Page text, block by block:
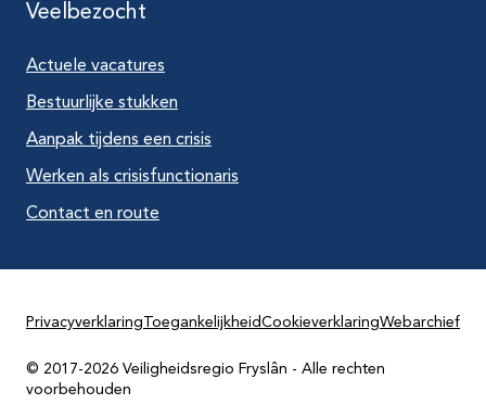
Veelbezocht
Actuele vacatures
Bestuurlijke stukken
Aanpak tijdens een crisis
Werken als crisisfunctionaris
Contact en route
PrivacyverklaringToegankelijkheidCookieverklaringWebarchief
© 2017-2026 Veiligheidsregio Fryslân - Alle rechten
voorbehouden